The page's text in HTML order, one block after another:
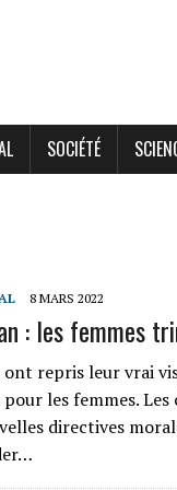
SOCIÉTÉ
8 MARS 2022
: les femmes
ont repris leur vrai
les femmes.
directives